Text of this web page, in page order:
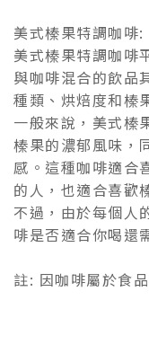
美式榛果特調咖啡:
美式榛果特調咖啡
與咖啡混合的飲品
種類、烘焙度和榛
一般來說，美式榛
榛果的濃郁風味，
感。這種咖啡適合
的人，也適合喜歡
不過，由於每個人
啡是否適合你喝還
註: 因咖啡屬於食